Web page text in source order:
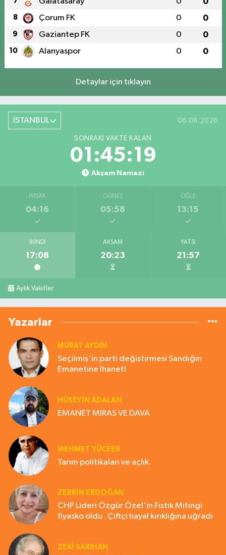
8 Çorum FK 0 0
9 Gaziantep FK 0 0
10 Alanyaspor 0 0
Detaylar için tıklayın
İSTANBUL 06.08.2026
SONRAKI VAKTE KALAN
01:45:18
Akşam Namazı
İMSAK
04:16
GÜNEŞ
05:58
ÖĞLE
13:15
İKINDI
17:08
AKŞAM
20:23
YATSI
21:57
Aylık Vakitler
Yazarlar
MURAT AYDIN
Seçilmiş'in parti değiştirmesi Sandığın
Emanetine İhanet!
HÜSEYIN ADALAN
EMANET MİRAS VE DAVA
MEHMET YÜCEER
Tarım politikaları ve açlık.
ZERRIN ERDOĞAN
CHP Lideri Özgür Özel'in Fıstık Mitingi
fiyasko oldu . Çiftçi hayal kırıklığına uğradı
ZEKI SARIHAN